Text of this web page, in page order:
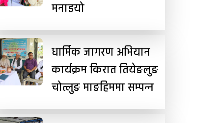
मनाइयो
धार्मिक जागरण अभियान
कार्यक्रम किरात तियेङलुङ
चोत्लुङ माङहिममा सम्पन्न